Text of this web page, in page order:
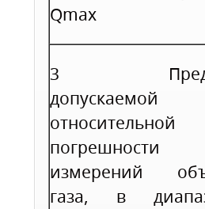
Qmax
3
допускаемой
относительной
погрешности
измерений
газа, в